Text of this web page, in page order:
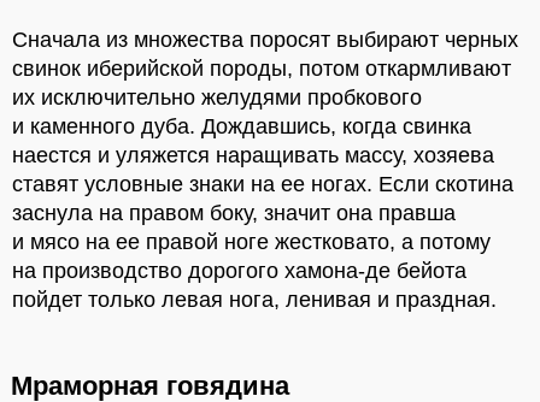
Сначала из множества поросят выбирают черных
свинок иберийской породы, потом откармливают
их исключительно желудями пробкового
и каменного дуба. Дождавшись, когда свинка
наестся и уляжется наращивать массу, хозяева
ставят условные знаки на ее ногах. Если скотина
заснула на правом боку, значит она правша
и мясо на ее правой ноге жестковато, а потому
на производство дорогого хамона-де бейота
пойдет только левая нога, ленивая и праздная.
Мраморная говядина